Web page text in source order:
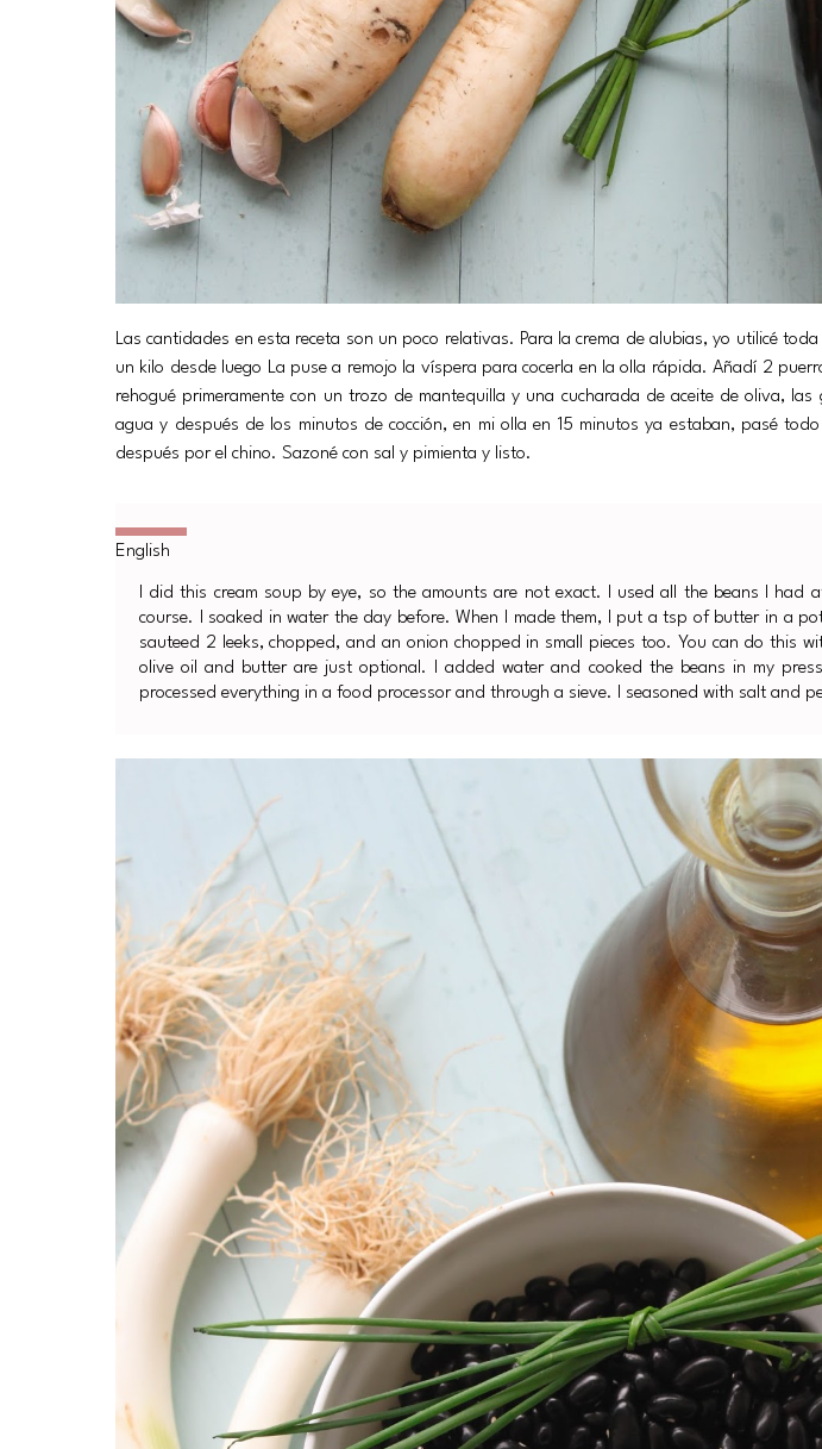
Las cantidades en esta receta son un poco relativas. Para la crema de alubias, yo utilicé
un kilo desde luego La puse a remojo la víspera para cocerla en la olla rápida. Añadí 2
rehogué primeramente con un trozo de mantequilla y una cucharada de aceite de oliva,
agua y después de los minutos de cocción, en mi olla en 15 minutos ya estaban, pasé
después por el chino. Sazoné con sal y pimienta y listo.
I did this cream soup by eye, so the amounts are not exact. I used all the beans I had
course. I soaked in water the day before. When I made them, I put a tsp of butter in a
sauteed 2 leeks, chopped, and an onion chopped in small pieces too. You can do this
olive oil and butter are just optional. I added water and cooked the beans in my
processed everything in a food processor and through a sieve. I seasoned with salt and